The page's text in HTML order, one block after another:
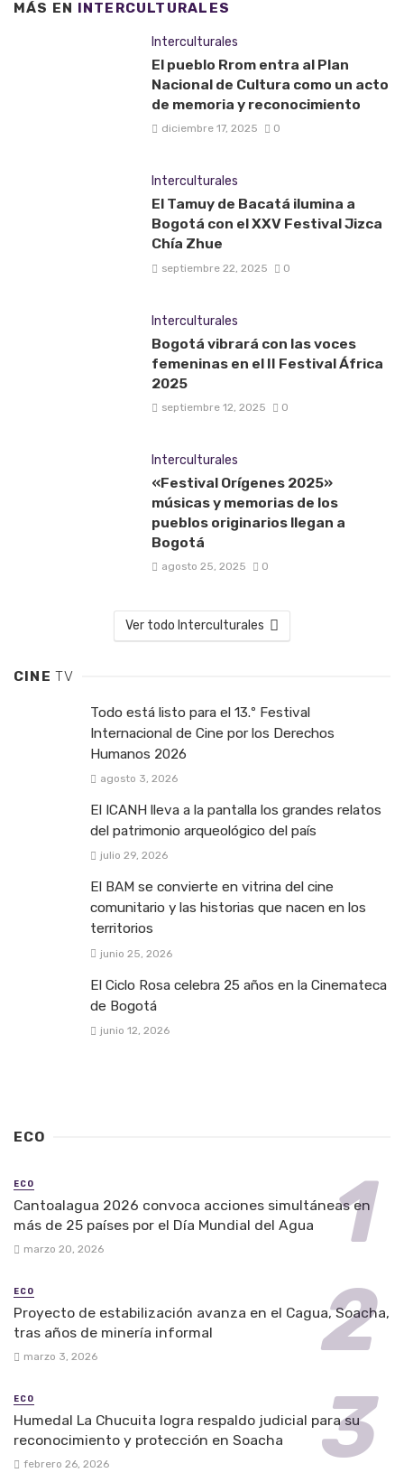
MÁS EN INTERCULTURALES
Interculturales
El pueblo Rrom entra al Plan
Nacional de Cultura como un acto
de memoria y reconocimiento
diciembre 17, 2025 0
Interculturales
El Tamuy de Bacatá ilumina a
Bogotá con el XXV Festival Jizca
Chía Zhue
septiembre 22, 2025 0
Interculturales
Bogotá vibrará con las voces
femeninas en el II Festival África
2025
septiembre 12, 2025 0
Interculturales
«Festival Orígenes 2025»
músicas y memorias de los
pueblos originarios llegan a
Bogotá
agosto 25, 2025 0
Ver todo Interculturales
CINETV
Todo está listo para el 13.º Festival
Internacional de Cine por los Derechos
Humanos 2026
agosto 3, 2026
El ICANH lleva a la pantalla los grandes relatos
del patrimonio arqueológico del país
julio 29, 2026
El BAM se convierte en vitrina del cine
comunitario y las historias que nacen en los
territorios
junio 25, 2026
El Ciclo Rosa celebra 25 años en la Cinemateca
de Bogotá
junio 12, 2026
ECO
ECO
Cantoalagua 2026 convoca acciones simultáneas en
más de 25 países por el Día Mundial del Agua
marzo 20, 2026
ECO
Proyecto de estabilización avanza en el Cagua, Soacha,
tras años de minería informal
marzo 3, 2026
ECO
Humedal La Chucuita logra respaldo judicial para su
reconocimiento y protección en Soacha
febrero 26, 2026